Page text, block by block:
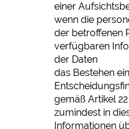
einer
wenn die
der betroffenen
verfügbaren
der Daten
das Bestehen
gemäß Artikel
zumindest in
Informationen